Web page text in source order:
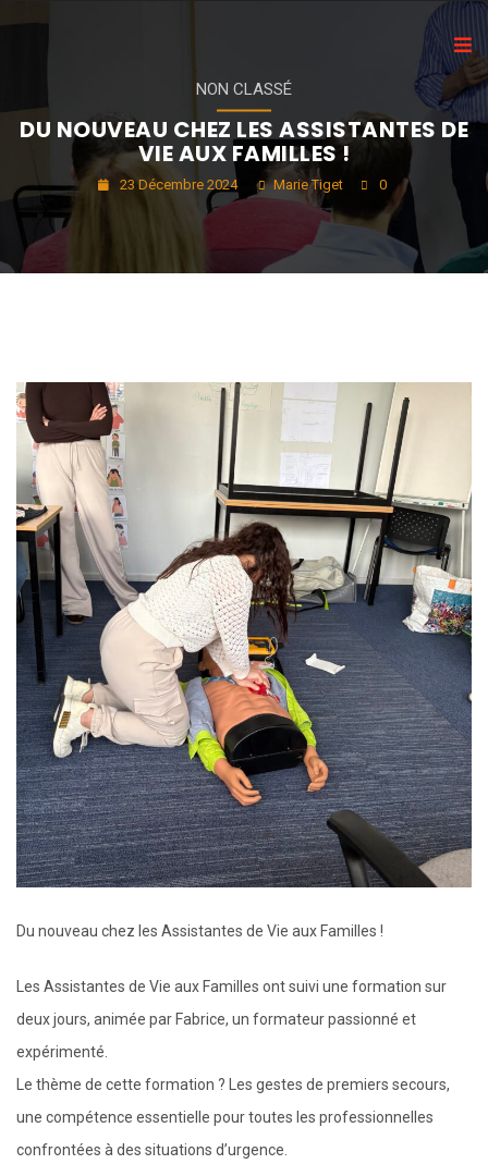
NON CLASSÉ
DU NOUVEAU CHEZ LES ASSISTANTES DE
VIE AUX FAMILLES !
23 Décembre 2024 Marie Tiget 0
Du nouveau chez les Assistantes de Vie aux Familles !
Les Assistantes de Vie aux Familles ont suivi une formation sur
deux jours, animée par Fabrice, un formateur passionné et
expérimenté.
Le thème de cette formation ? Les gestes de premiers secours,
une compétence essentielle pour toutes les professionnelles
confrontées à des situations d’urgence.